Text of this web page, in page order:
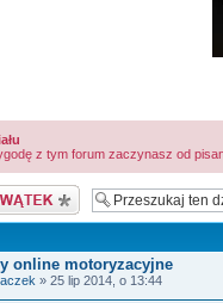
z tym forum zaczynasz od
online motoryzacyjne
» 25 lip 2014, o 13:44